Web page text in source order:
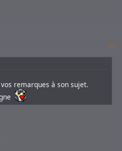
#1
remarques à son sujet.